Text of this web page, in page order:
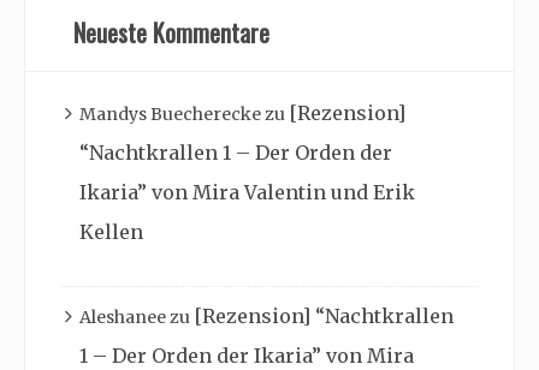
Neueste Kommentare
Mandys Buechereckezu [Rezension]
“Nachtkrallen 1 – Der Orden der
Ikaria” von Mira Valentin und Erik
Kellen
Aleshaneezu [Rezension] “Nachtkrallen
1 – Der Orden der Ikaria” von Mira